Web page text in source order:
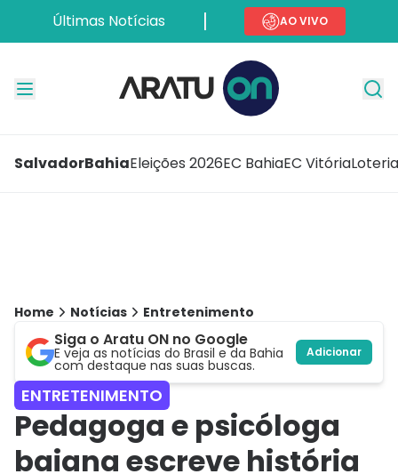
Últimas Notícias AO VIVO
SalvadorBahiaEleições 2026EC BahiaEC Vitória
Home Notícias Entretenimento
Siga o Aratu ON no Google
E veja as notícias do Brasil e da Bahia
com destaque nas suas buscas.
Adicionar
ENTRETENIMENTO
Pedagoga e psicóloga
baiana escreve história